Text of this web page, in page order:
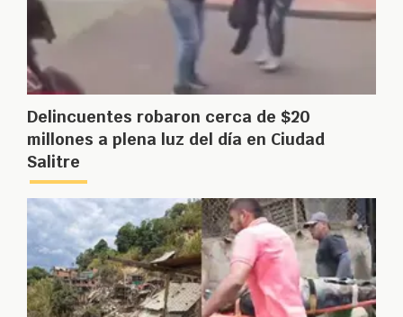
Delincuentes robaron cerca de $20
millones a plena luz del día en Ciudad
Salitre